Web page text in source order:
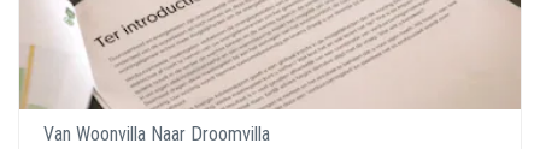
Van Woonvilla Naar Droomvilla